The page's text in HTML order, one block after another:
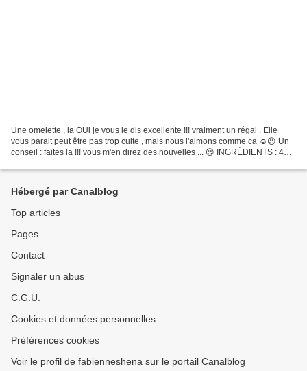
Une omelette , la OUi je vous le dis excellente !!! vraiment un régal . Elle
vous parait peut être pas trop cuite , mais nous l'aimons comme ca ☺😉 Un
conseil : faites la !!! vous m'en direz des nouvelles ... 😉 INGRÉDIENTS : 400
Hébergé par Canalblog
Top articles
Pages
Contact
Signaler un abus
C.G.U.
Cookies et données personnelles
Préférences cookies
Voir le profil de fabienneshena sur le portail Canalblog